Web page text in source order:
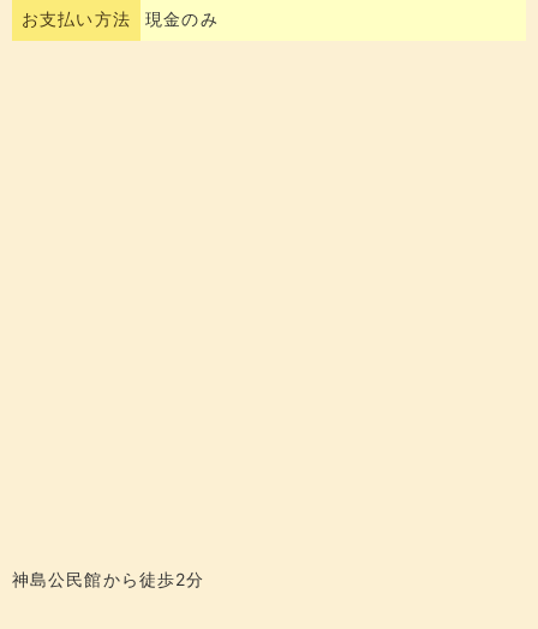
お支払い方法 現金のみ
神島公民館から徒歩2分